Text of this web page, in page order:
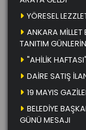
YÖRESEL
ANKARA MİLLET
TANITIM
DAİRE SATIŞ
19 MAYIS
BELEDİYE
GÜNÜ MESAJI